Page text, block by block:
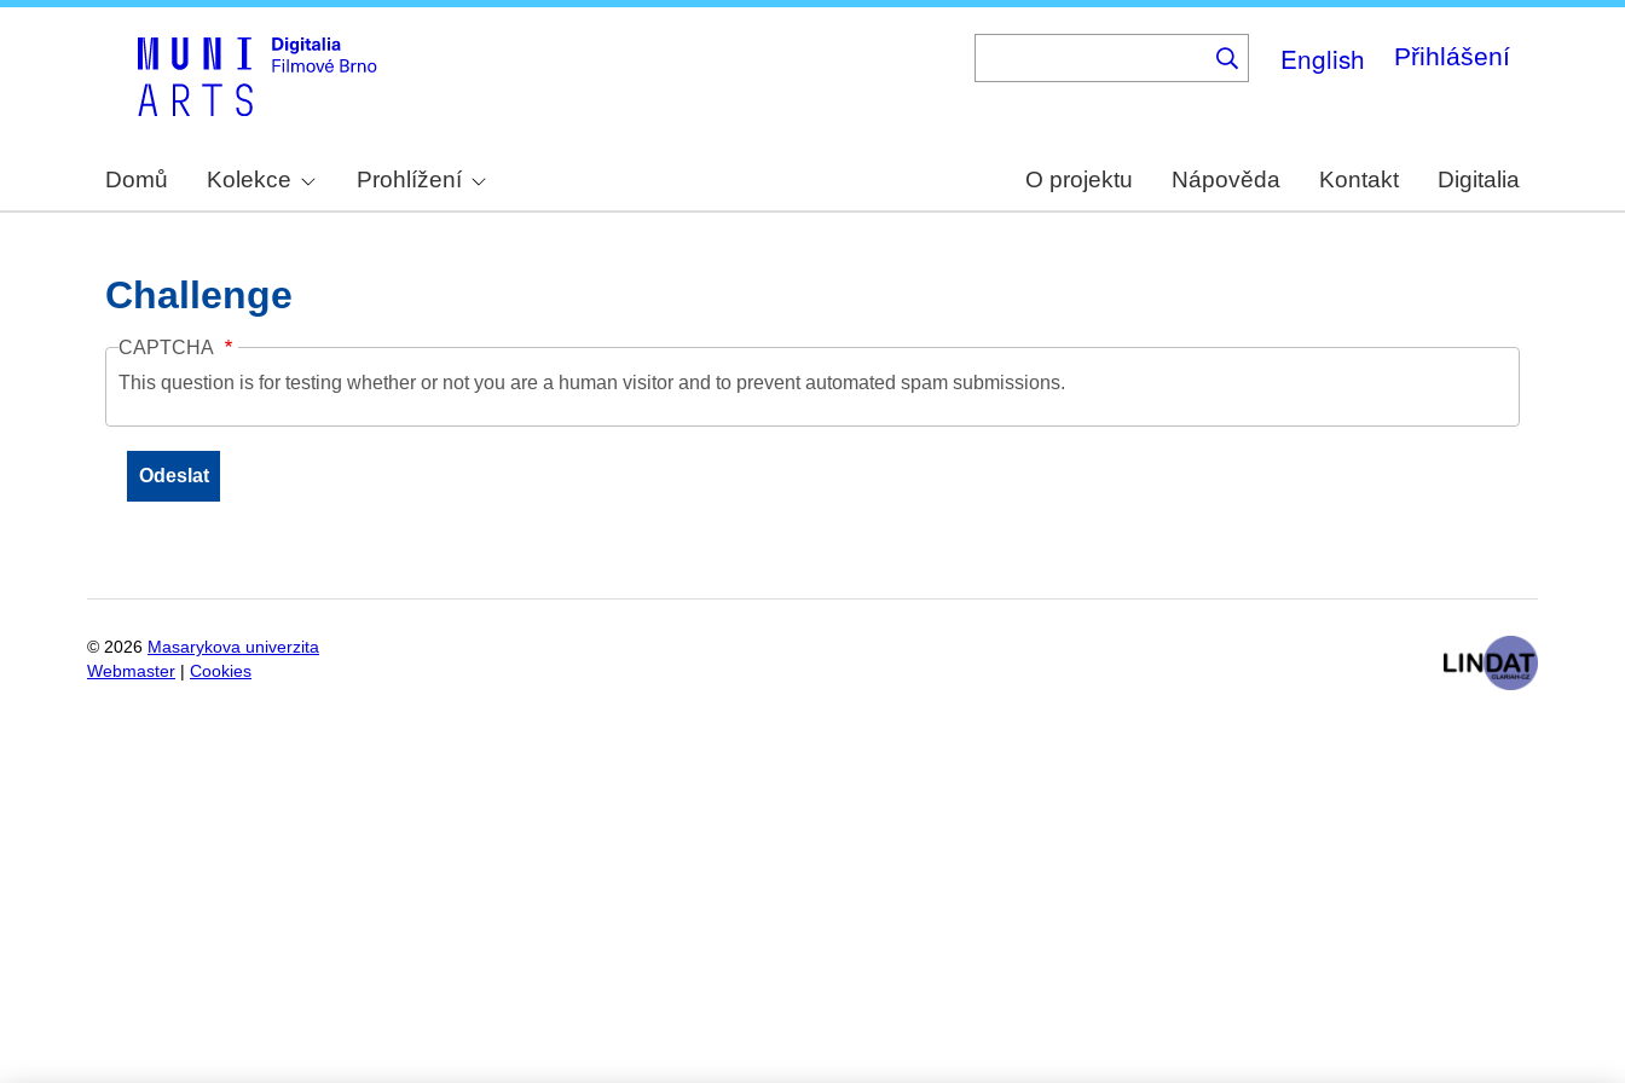
English Přihlášení
Domů Kolekce Prohlížení O projektu Nápověda Kontakt Digitalia
Challenge
CAPTCHA
This question is for testing whether or not you are a human visitor and to prevent automated spam submissions.
© 2026 Masarykova univerzita
Webmaster
Cookies